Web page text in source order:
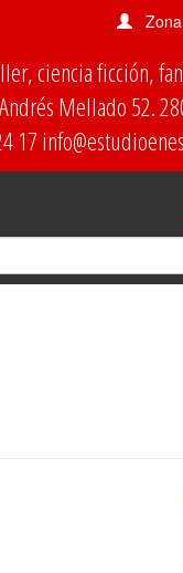
ciencia ficción,
Andrés Mellado 52.
17